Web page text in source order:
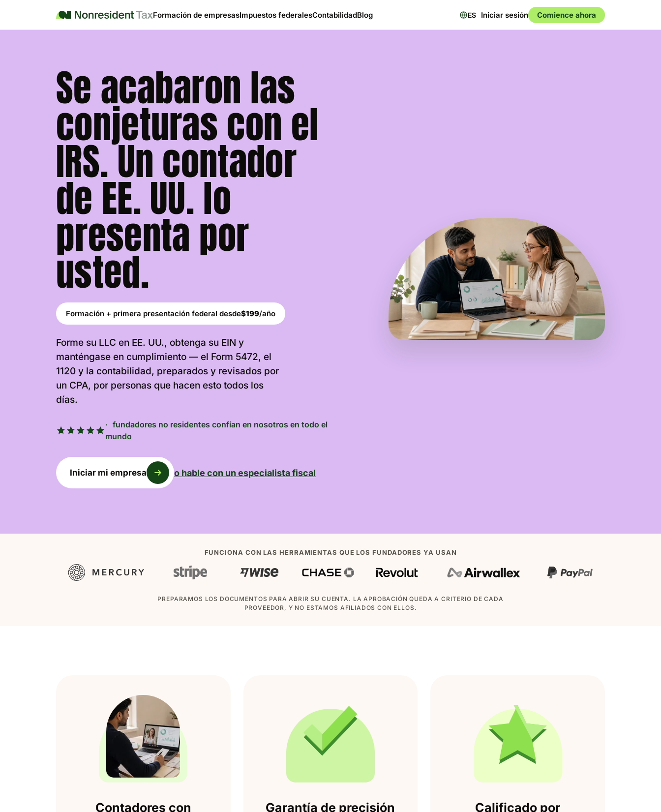
Formación de empresasImpuestos federalesContabilidadBlog ES Iniciar sesión Comience ahora
Se acabaron las
conjeturas con el
IRS. Un contador
de EE. UU. lo
presenta por
usted.
Formación + primera presentación federal desde$199/año
Forme su LLC en EE. UU., obtenga su EIN y
manténgase en cumplimiento — el Form 5472, el
1120 y la contabilidad, preparados y revisados por
un CPA, por personas que hacen esto todos los
días.
fundadores no residentes confían en nosotros en todo el
mundo
Iniciar mi empresa o hable con un especialista fiscal
FUNCIONA CON LAS HERRAMIENTAS QUE LOS FUNDADORES YA USAN
PREPARAMOS LOS DOCUMENTOS PARA ABRIR SU CUENTA. LA APROBACIÓN QUEDA A CRITERIO DE CADA
PROVEEDOR, Y NO ESTAMOS AFILIADOS CON ELLOS.
Contadores con
Garantía de precisión
Calificado por